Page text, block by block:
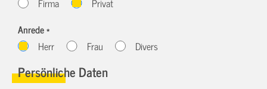
Anrede *
Herr
Frau Divers
Persönliche Daten